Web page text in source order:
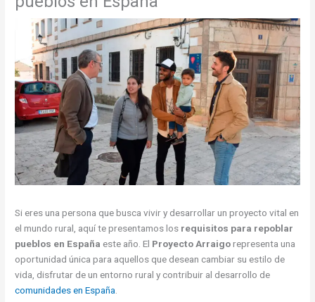
Si eres una persona que busca vivir y desarrollar un proyecto vital en
el mundo rural, aquí te presentamos los requisitos para repoblar
pueblos en España este año. El Proyecto Arraigorepresenta una
oportunidad única para aquellos que desean cambiar su estilo de
vida, disfrutar de un entorno rural y contribuir al desarrollo de
comunidades en España